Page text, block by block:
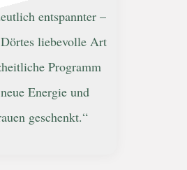
entspannter –
liebevolle Art
Programm
Energie und
geschenkt.“